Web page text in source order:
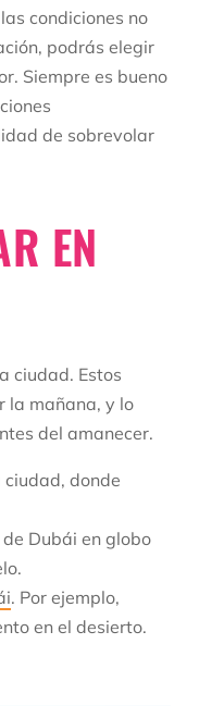
condiciones no
podrás elegir
Siempre es bueno
de sobrevolar
EN
ciudad. Estos
la mañana, y lo
del amanecer.
donde
Dubái en globo
. Por ejemplo,
en el desierto.